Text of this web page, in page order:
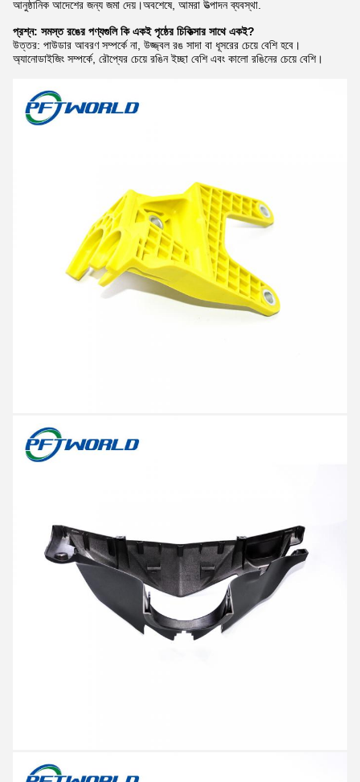
আনুষ্ঠানিক আদেশের জন্য জমা দেয়।অবশেষে, আমরা উত্পাদন ব্যবস্থা.
প্রশ্ন: সমস্ত রঙের পণ্যগুলি কি একই পৃষ্ঠের চিকিত্সার সাথে একই?
উত্তর: পাউডার আবরণ সম্পর্কে না, উজ্জ্বল রঙ সাদা বা ধূসরের চেয়ে বেশি হবে।
অ্যানোডাইজিং সম্পর্কে, রৌপ্যের চেয়ে রঙিন ইচ্ছা বেশি এবং কালো রঙিনের চেয়ে বেশি।